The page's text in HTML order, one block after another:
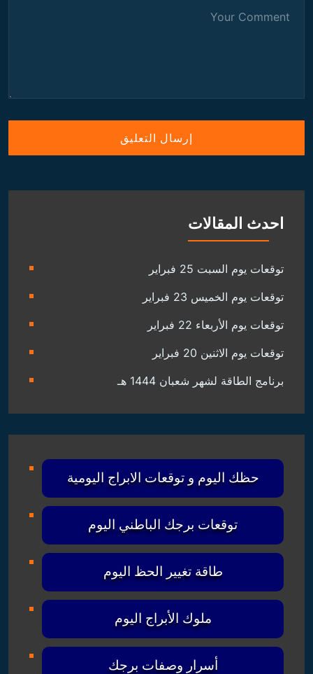
احدث المقالات
توقعات يوم السبت 25 فبراير
توقعات يوم الخميس 23 فبراير
توقعات يوم الأربعاء 22 فبراير
توقعات يوم الاثنين 20 فبراير
برنامج الطاقة لشهر شعبان 1444 هـ
حظك اليوم و توقعات الابراج اليومية
توقعات برجك الباطني اليوم
طاقة تغيير الحظ اليوم
ملوك الأبراج اليوم
أسرار وصفات برجك